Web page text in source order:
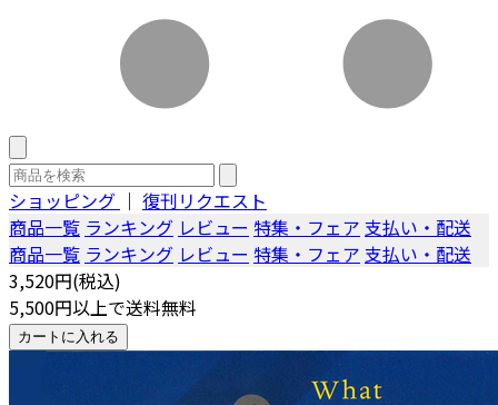
ショッピング ｜ 復刊リクエスト
商品一覧 ランキング レビュー 特集・フェア 支払い・配送
商品一覧 ランキング レビュー 特集・フェア 支払い・配送
3,520円(税込)
5,500円以上で送料無料
カートに入れる